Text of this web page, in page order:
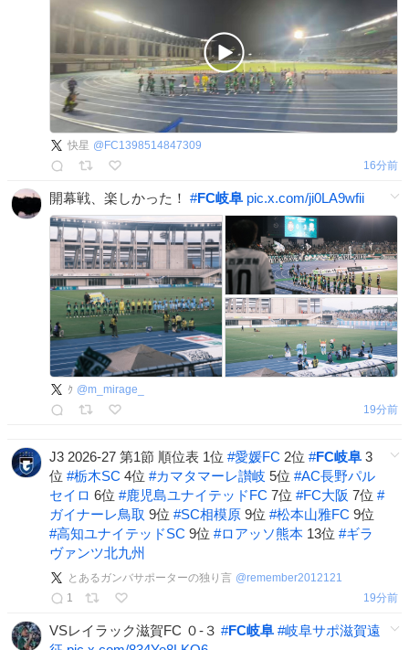
快星 @ FC1398514847309
16分前
開幕戦、楽しかった！ #FC岐阜 pic.x.com/ji0LA9wfii
ｸ @m_mirage_
19分前
J3 2026-27 第1節 順位表 1位 #愛媛FC 2位 #FC岐阜 3
位 #栃木SC 4位 #カマタマーレ讃岐 5位 #AC長野パル
セイロ 6位 #鹿児島ユナイテッドFC 7位 #FC大阪 7位 #
ガイナーレ鳥取 9位 #SC相模原 9位 #松本山雅FC 9位
#高知ユナイテッドSC 9位 #ロアッソ熊本 13位 #ギラ
ヴァンツ北九州
とあるガンバサポーターの独り言 @remember2012121
1
19分前
VSレイラック滋賀FC ０-３ #FC岐阜 #岐阜サポ滋賀遠